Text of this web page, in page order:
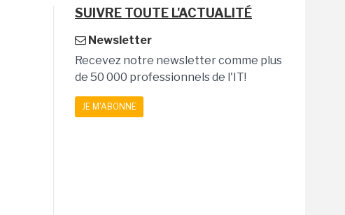
SUIVRE TOUTE L'ACTUALITÉ
Newsletter
Recevez notre newsletter comme plus
de 50 000 professionnels de l'IT!
JE M'ABONNE